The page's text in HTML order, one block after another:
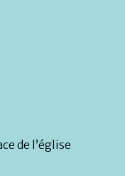
de l’église